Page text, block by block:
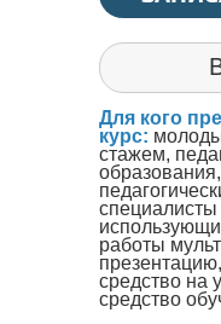
Для кого
курс:
стажем,
работы
средство на
средство